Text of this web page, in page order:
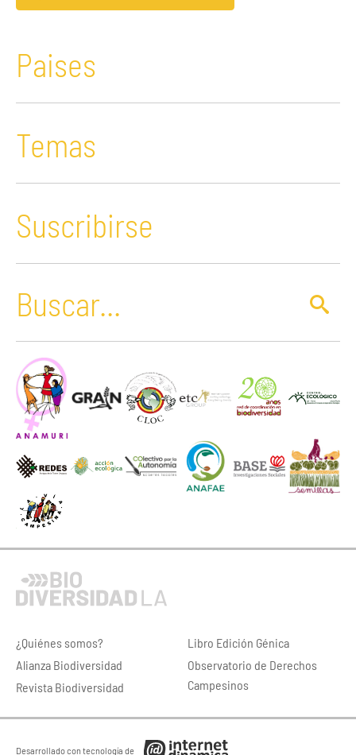
Paises
Temas
Suscribirse
¿Quiénes somos?
Alianza Biodiversidad
Revista Biodiversidad
Libro Edición Génica
Observatorio de Derechos
Campesinos